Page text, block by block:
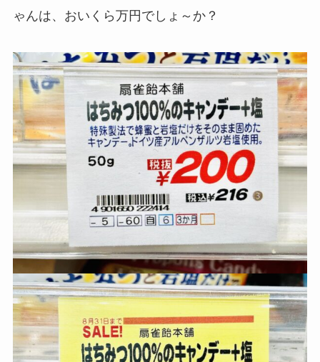
ゃんは、おいくら万円でしょ～か？